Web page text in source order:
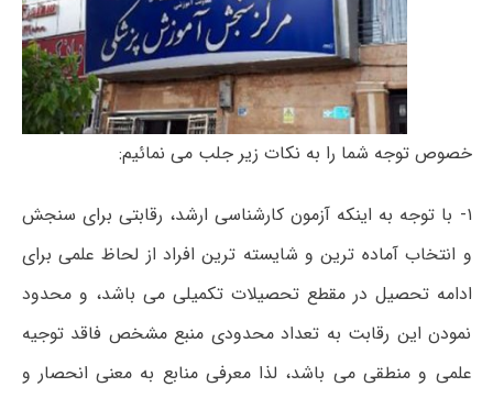
خصوص توجه شما را به نکات زیر جلب می نمائیم:
۱- با توجه به اینکه آزمون کارشناسی ارشد، رقابتی برای سنجش
و انتخاب آماده ترین و شایسته ترین افراد از لحاظ علمی برای
ادامه تحصیل در مقطع تحصیلات تکمیلی می باشد، و محدود
نمودن این رقابت به تعداد محدودی منبع مشخص فاقد توجیه
علمی و منطقی می باشد، لذا معرفی منابع به معنی انحصار و